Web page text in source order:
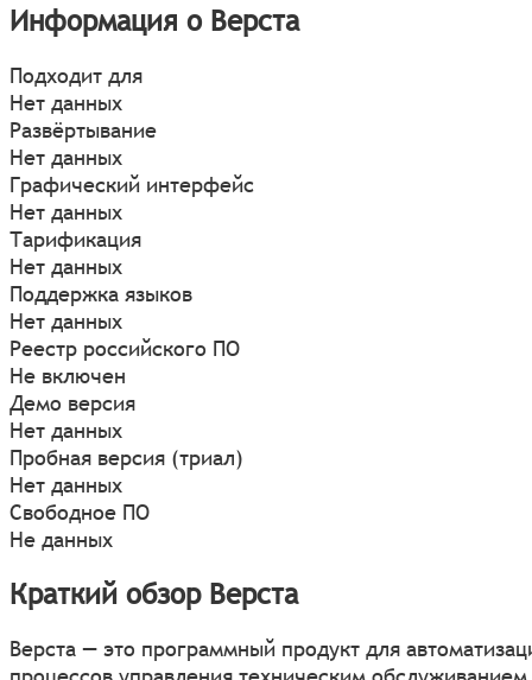
Информация о Верста
Подходит для
Нет данных
Развёртывание
Нет данных
Графический интерфейс
Нет данных
Тарификация
Нет данных
Поддержка языков
Нет данных
Реестр российского ПО
Не включен
Демо версия
Нет данных
Пробная версия (триал)
Нет данных
Свободное ПО
Не данных
Краткий обзор Верста
Верста — это программный продукт для